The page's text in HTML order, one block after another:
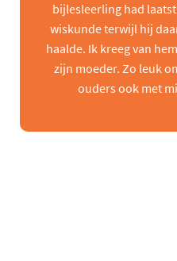
bijlesleerling had
wiskunde terwijl hij
haalde. Ik kreeg van
zijn moeder. Zo leuk
ouders ook met